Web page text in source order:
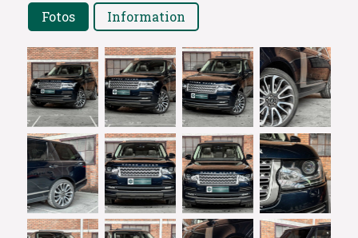
Fotos Information